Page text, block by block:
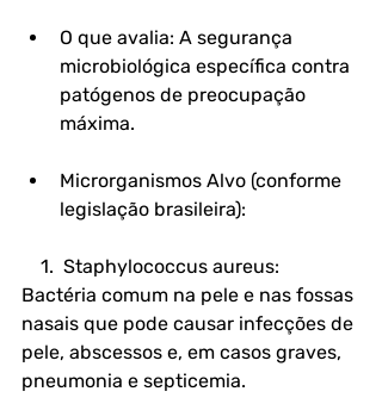
O que avalia: A segurança
microbiológica específica contra
patógenos de preocupação
máxima.
Microrganismos Alvo (conforme
legislação brasileira):
Bactéria comum na pele e nas fossas
nasais que pode causar infecções de
pele, abscessos e, em casos graves,
pneumonia e septicemia.